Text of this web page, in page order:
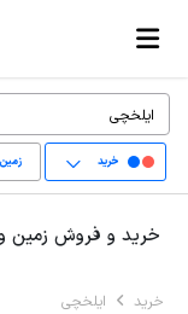
خرید
خرید و فروش زمین
خرید ایلخچی